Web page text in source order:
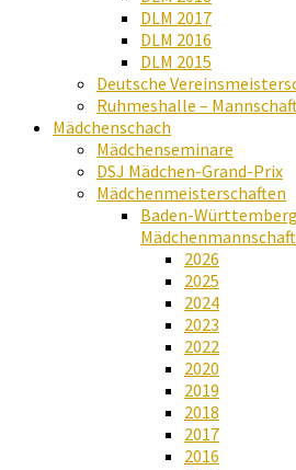
DLM 2017
DLM 2016
DLM 2015
Deutsche
Ruhmeshalle –
Mädchenschach
Mädchenseminare
DSJ Mädchen-Grand-Prix
Mädchenmeisterschaften
Baden-
2026
2025
2024
2023
2022
2020
2019
2018
2017
2016